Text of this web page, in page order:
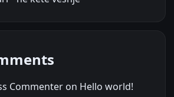
Commenter on Hello world!